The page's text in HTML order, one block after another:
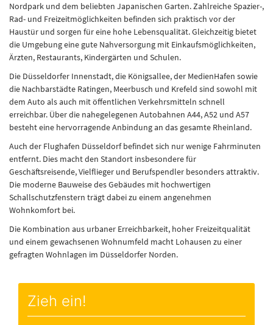
Nordpark und dem beliebten Japanischen Garten. Zahlreiche Spazier-,
Rad- und Freizeitmöglichkeiten befinden sich praktisch vor der
Haustür und sorgen für eine hohe Lebensqualität. Gleichzeitig bietet
die Umgebung eine gute Nahversorgung mit Einkaufsmöglichkeiten,
Ärzten, Restaurants, Kindergärten und Schulen.
Die Düsseldorfer Innenstadt, die Königsallee, der MedienHafen sowie
die Nachbarstädte Ratingen, Meerbusch und Krefeld sind sowohl mit
dem Auto als auch mit öffentlichen Verkehrsmitteln schnell
erreichbar. Über die nahegelegenen Autobahnen A44, A52 und A57
besteht eine hervorragende Anbindung an das gesamte Rheinland.
Auch der Flughafen Düsseldorf befindet sich nur wenige Fahrminuten
entfernt. Dies macht den Standort insbesondere für
Geschäftsreisende, Vielflieger und Berufspendler besonders attraktiv.
Die moderne Bauweise des Gebäudes mit hochwertigen
Schallschutzfenstern trägt dabei zu einem angenehmen
Wohnkomfort bei.
Die Kombination aus urbaner Erreichbarkeit, hoher Freizeitqualität
und einem gewachsenen Wohnumfeld macht Lohausen zu einer
gefragten Wohnlagen im Düsseldorfer Norden.
Zieh ein!